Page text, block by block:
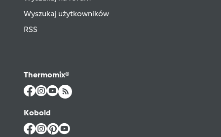
Wyszukaj użytkowników
RSS
Thermomix®
Kobold